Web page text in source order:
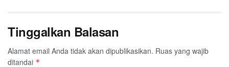
Tinggalkan Balasan
Alamat email Anda tidak akan dipublikasikan. Ruas yang wajib
ditandai *